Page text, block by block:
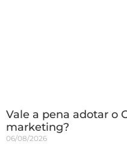
Vale a pena adotar o
marketing?
06/08/2026